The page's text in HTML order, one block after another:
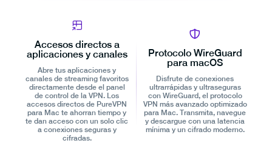
Accesos directos a
aplicaciones y canales
Abre tus aplicaciones y
canales de streaming favoritos
directamente desde el panel
de control de la VPN. Los
accesos directos de PureVPN
para Mac te ahorran tiempo y
te dan acceso con un solo clic
a conexiones seguras y
cifradas.
Protocolo WireGuard
para macOS
Disfrute de conexiones
ultrarrápidas y ultraseguras
con WireGuard, el protocolo
VPN más avanzado optimizado
para Mac. Transmita, navegue
y descargue con una latencia
mínima y un cifrado moderno.